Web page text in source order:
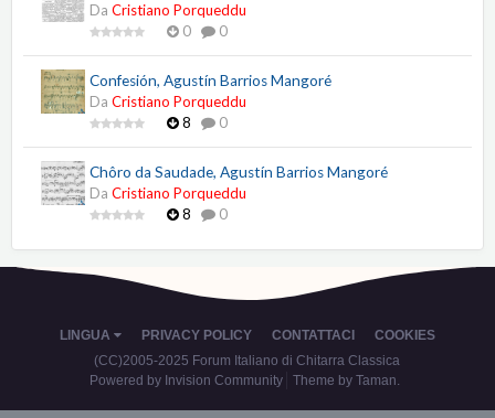
Da Cristiano Porqueddu
0
0
Confesión, Agustín Barrios Mangoré
Da Cristiano Porqueddu
8
0
Chôro da Saudade, Agustín Barrios Mangoré
Da Cristiano Porqueddu
8
0
LINGUA PRIVACY POLICY CONTATTACI
COOKIES
(CC)2005-2025 Forum Italiano di Chitarra Classica
Powered by Invision Community
Theme by Taman.